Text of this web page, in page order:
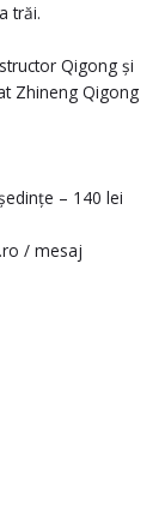
trăi.
Qigong și
Zhineng Qigong
– 140 lei
/ mesaj